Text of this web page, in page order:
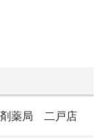
薬局 二戸店